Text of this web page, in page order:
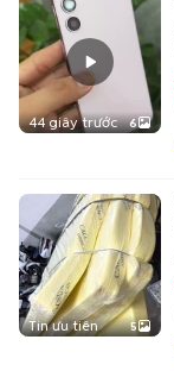
44 giây trước 6
Tin ưu tiên 5